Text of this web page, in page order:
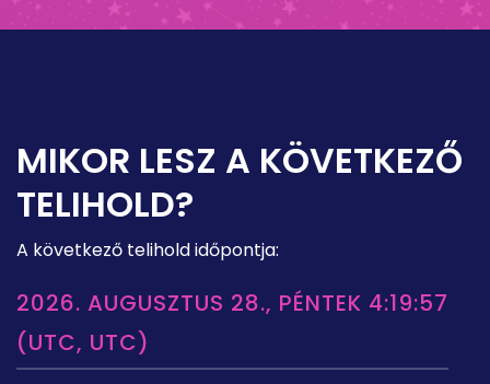
MIKOR LESZ A KÖVETKEZŐ
TELIHOLD?
A következő telihold időpontja:
2026. AUGUSZTUS 28., PÉNTEK 4:19:57
(UTC, UTC)